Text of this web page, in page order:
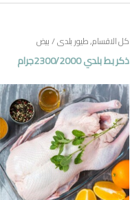
كل الاقسام,طيور بلدي / بيض
ذكر بط بلدي 2300/2000جرام